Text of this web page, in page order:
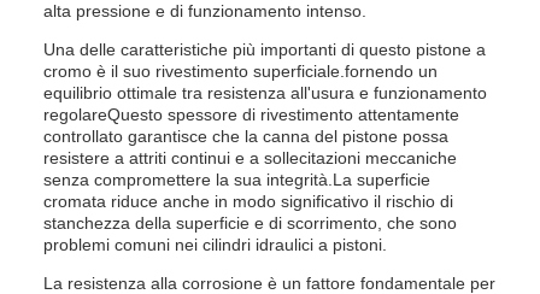
alta pressione e di funzionamento intenso.
Una delle caratteristiche più importanti di questo pistone a
cromo è il suo rivestimento superficiale.fornendo un
equilibrio ottimale tra resistenza all'usura e funzionamento
regolareQuesto spessore di rivestimento attentamente
controllato garantisce che la canna del pistone possa
resistere a attriti continui e a sollecitazioni meccaniche
senza compromettere la sua integrità.La superficie
cromata riduce anche in modo significativo il rischio di
stanchezza della superficie e di scorrimento, che sono
problemi comuni nei cilindri idraulici a pistoni.
La resistenza alla corrosione è un fattore fondamentale per